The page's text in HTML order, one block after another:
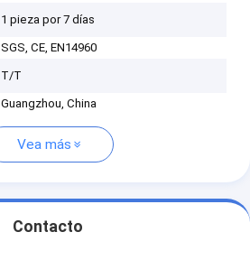
1 pieza por 7 días
SGS, CE, EN14960
T/T
Guangzhou, China
Vea más
Contacto